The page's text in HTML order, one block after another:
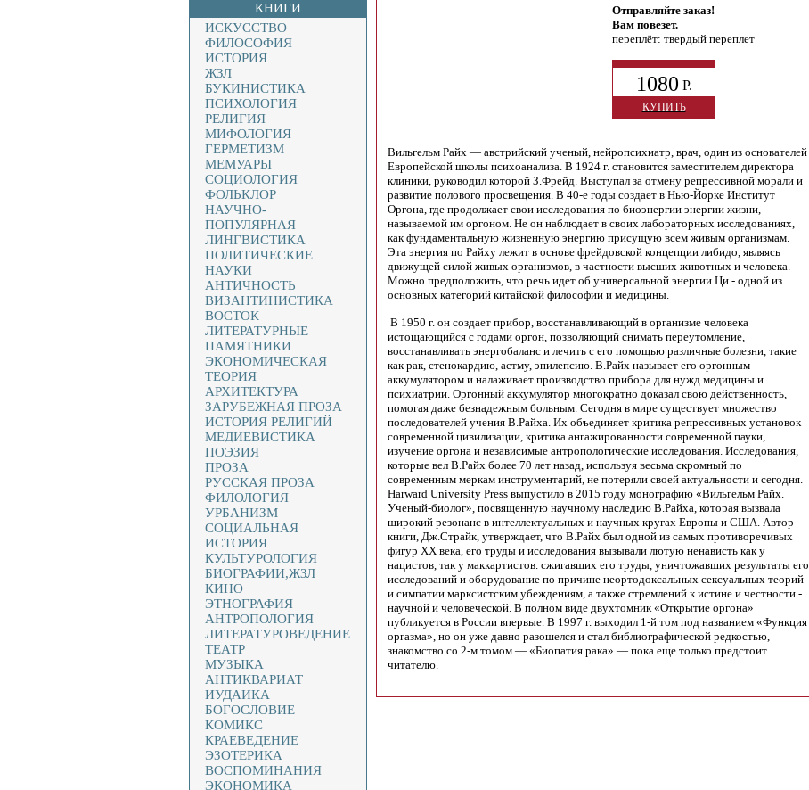
КНИГИ
ИСКУССТВО
ФИЛОСОФИЯ
ИСТОРИЯ
ЖЗЛ
БУКИНИСТИКА
ПСИХОЛОГИЯ
РЕЛИГИЯ
МИФОЛОГИЯ
ГЕРМЕТИЗМ
МЕМУАРЫ
СОЦИОЛОГИЯ
ФОЛЬКЛОР
НАУЧНО-
ПОПУЛЯРНАЯ
ЛИНГВИСТИКА
ПОЛИТИЧЕСКИЕ
НАУКИ
АНТИЧНОСТЬ
ВИЗАНТИНИСТИКА
ВОСТОК
ЛИТЕРАТУРНЫЕ
ПАМЯТНИКИ
ЭКОНОМИЧЕСКАЯ
ТЕОРИЯ
АРХИТЕКТУРА
ЗАРУБЕЖНАЯ ПРОЗА
ИСТОРИЯ РЕЛИГИЙ
МЕДИЕВИСТИКА
ПОЭЗИЯ
ПРОЗА
РУССКАЯ ПРОЗА
ФИЛОЛОГИЯ
УРБАНИЗМ
СОЦИАЛЬНАЯ
ИСТОРИЯ
КУЛЬТУРОЛОГИЯ
БИОГРАФИИ,ЖЗЛ
КИНО
ЭТНОГРАФИЯ
АНТРОПОЛОГИЯ
ЛИТЕРАТУРОВЕДЕНИЕ
ТЕАТР
МУЗЫКА
АНТИКВАРИАТ
ИУДАИКА
БОГОСЛОВИЕ
КОМИКС
КРАЕВЕДЕНИЕ
ЭЗОТЕРИКА
ВОСПОМИНАНИЯ
ЭКОНОМИКА
Отправляйте заказ!
Вам повезет.
переплёт: твердый переплет
1080 Р.
КУПИТЬ
Вильгельм Райх — австрийский ученый, нейропсихиатр, врач, один из основателей
Европейской школы психоанализа. В 1924 г. становится заместителем директора
клиники, руководил которой З.Фрейд. Выступал за отмену репрессивной морали и
развитие полового просвещения. В 40-е годы создает в Нью-Йорке Институт
Оргона, где продолжает свои исследования по биоэнергии энергии жизни,
называемой им оргоном. Не он наблюдает в своих лабораторных исследованиях,
как фундаментальную жизненную энергию присущую всем живым организмам.
Эта энергия по Райху лежит в основе фрейдовской концепции либидо, являясь
движущей силой живых организмов, в частности высших животных и человека.
Можно предположить, что речь идет об универсальной энергии Ци - одной из
основных категорий китайской философии и медицины.
В 1950 г. он создает прибор, восстанавливающий в организме человека
истощающийся с годами оргон, позволяющий снимать переутомление,
восстанавливать энергобаланс и лечить с его помощью различные болезни, такие
как рак, стенокардию, астму, эпилепсию. В.Райх называет его оргонным
аккумулятором и налаживает производство прибора для нужд медицины и
психиатрии. Оргонный аккумулятор многократно доказал свою действенность,
помогая даже безнадежным больным. Сегодня в мире существует множество
последователей учения В.Райха. Их объединяет критика репрессивных установок
современной цивилизации, критика ангажированности современной пауки,
изучение оргона и независимые антропологические исследования. Исследования,
которые вел В.Райх более 70 лет назад, используя весьма скромный по
современным меркам инструментарий, не потеряли своей актуальности и сегодня.
Harward University Press выпустило в 2015 году монографию «Вильгельм Райх.
Ученый-биолог», посвященную научному наследию В.Райха, которая вызвала
широкий резонанс в интеллектуальных и научных кругах Европы и США. Автор
книги, Дж.Страйк, утверждает, что В.Райх был одной из самых противоречивых
фигур XX века, его труды и исследования вызывали лютую ненависть как у
нацистов, так у маккартистов. сжигавших его труды, уничтожавших результаты его
исследований и оборудование по причине неортодоксальных сексуальных теорий
и симпатии марксистским убеждениям, а также стремлений к истине и честности -
научной и человеческой. В полном виде двухтомник «Открытие оргона»
публикуется в России впервые. В 1997 г. выходил 1-й том под названием «Функция
оргазма», но он уже давно разошелся и стал библиографической редкостью,
знакомство со 2-м томом — «Биопатия рака» — пока еще только предстоит
читателю.